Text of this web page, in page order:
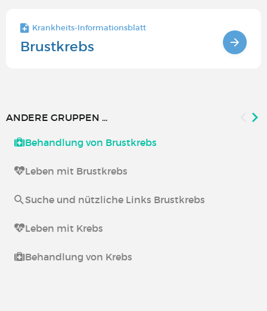
Krankheits-Informationsblatt
Brustkrebs
ANDERE GRUPPEN ...
Behandlung von Brustkrebs
Leben mit Brustkrebs
Suche und nützliche Links Brustkrebs
Leben mit Krebs
Behandlung von Krebs